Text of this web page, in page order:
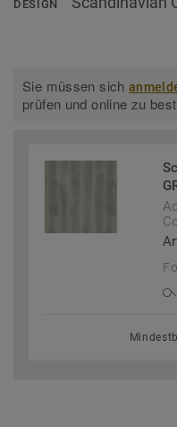
DESIGN
Sie müssen sich
prüfen und online zu